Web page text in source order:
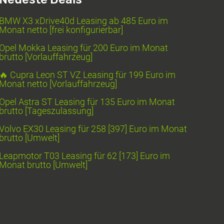
BMW X3 xDrive40d Leasing ab 485 Euro im
Monat netto [frei konfigurierbar]
Opel Mokka Leasing für 200 Euro im Monat
brutto [Vorlauffahrzeug]
🔥 Cupra Leon ST VZ Leasing für 199 Euro im
Monat netto [Vorlauffahrzeug]
Opel Astra ST Leasing für 135 Euro im Monat
brutto [Tageszulassung]
EX30 Leasing für 258 [397] Euro im Monat
brutto [Umwelt]
Leapmotor T03 Leasing für 62 [173] Euro im
Monat brutto [Umwelt]